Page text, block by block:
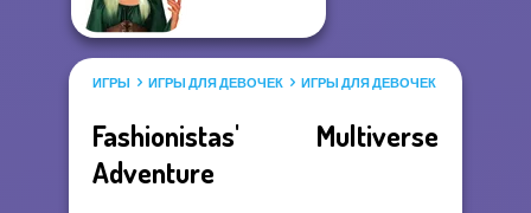
ИГРЫ ИГРЫ ДЛЯ ДЕВОЧЕК ИГРЫ ДЛЯ ДЕВОЧЕК САЛОН
Fashionistas' Multiverse
Adventure